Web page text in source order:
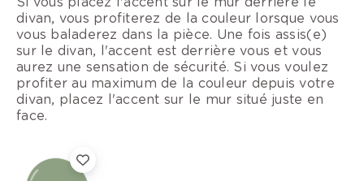
divan, vous profiterez de la couleur lorsque vous
vous baladerez dans la pièce. Une fois assis(e)
sur le divan, l'accent est derrière vous et vous
aurez une sensation de sécurité. Si vous voulez
profiter au maximum de la couleur depuis votre
divan, placez l'accent sur le mur situé juste en
face.